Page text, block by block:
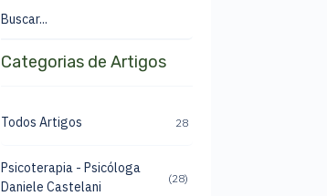
Buscar...
Categorias de Artigos
Todos Artigos 28
Psicoterapia - Psicóloga
Daniele Castelani
(28)